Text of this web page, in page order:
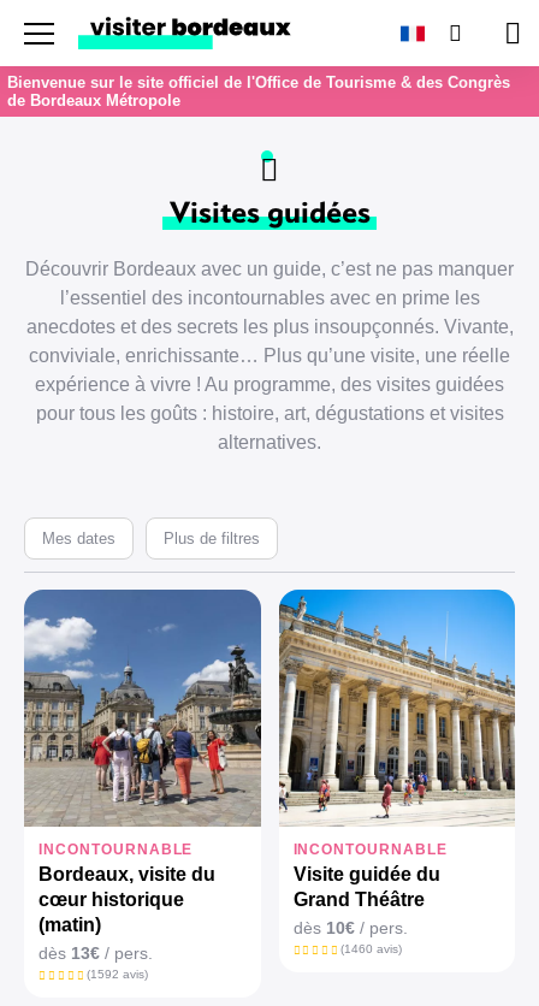
Menu
Bienvenue sur le site officiel de l'Office de Tourisme & des Congrès
de Bordeaux Métropole
Visites guidées
Découvrir Bordeaux avec un guide, c’est ne pas manquer
l’essentiel des incontournables avec en prime les
anecdotes et des secrets les plus insoupçonnés. Vivante,
conviviale, enrichissante… Plus qu’une visite, une réelle
expérience à vivre ! Au programme, des visites guidées
pour tous les goûts : histoire, art, dégustations et visites
alternatives.
Mes dates Plus de filtres
INCONTOURNABLE
Bordeaux, visite du
cœur historique
(matin)
dès 13€ / pers.
(1592 avis)
INCONTOURNABLE
Visite guidée du
Grand Théâtre
dès 10€/ pers.
(1460 avis)